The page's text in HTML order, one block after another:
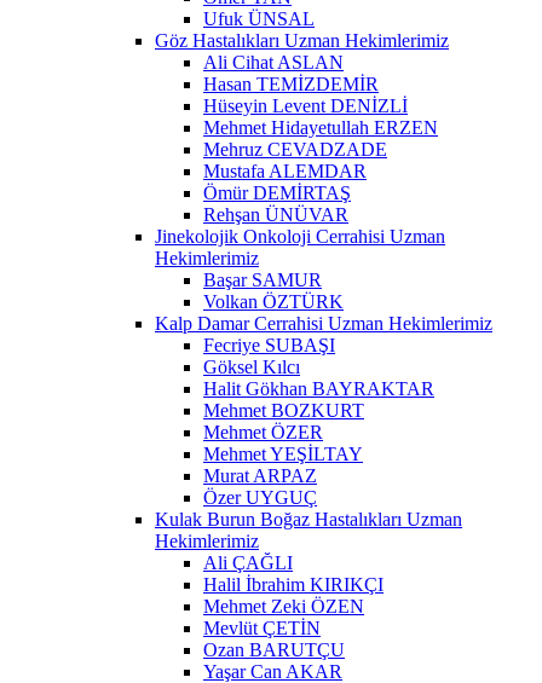
Ufuk ÜNSAL
Göz Hastalıkları Uzman Hekimlerimiz
Ali Cihat ASLAN
Hasan TEMİZDEMİR
Hüseyin Levent DENİZLİ
Mehmet Hidayetullah ERZEN
Mehruz CEVADZADE
Mustafa ALEMDAR
Ömür DEMİRTAŞ
Rehşan ÜNÜVAR
Jinekolojik Onkoloji Cerrahisi Uzman
Hekimlerimiz
Başar SAMUR
Volkan ÖZTÜRK
Kalp Damar Cerrahisi Uzman Hekimlerimiz
Fecriye SUBAŞI
Göksel Kılcı
Halit Gökhan BAYRAKTAR
Mehmet BOZKURT
Mehmet ÖZER
Mehmet YEŞİLTAY
Murat ARPAZ
Özer UYGUÇ
Kulak Burun Boğaz Hastalıkları Uzman
Hekimlerimiz
Ali ÇAĞLI
Halil İbrahim KIRIKÇI
Mehmet Zeki ÖZEN
Mevlüt ÇETİN
Ozan BARUTÇU
Yaşar Can AKAR